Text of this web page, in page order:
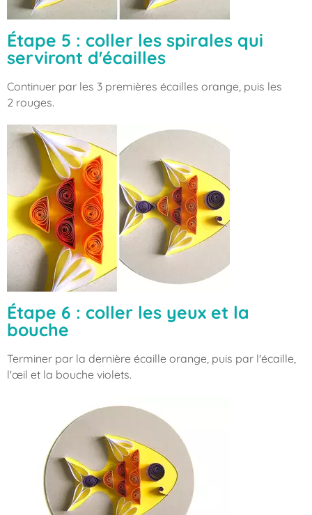
Étape 5 : coller les spirales qui
serviront d'écailles
Continuer par les 3 premières écailles orange, puis les
2 rouges.
Étape 6 : coller les yeux et la
bouche
Terminer par la dernière écaille orange, puis par l'écaille,
l'œil et la bouche violets.